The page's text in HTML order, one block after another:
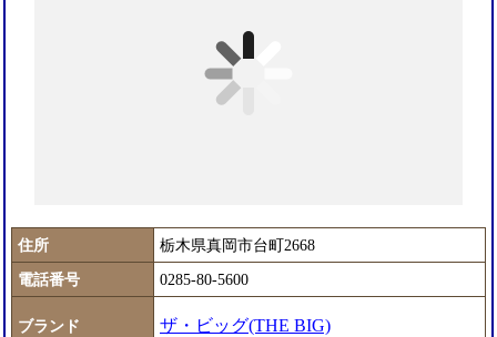
住所
栃木県真岡市台町2668
電話番号
0285-80-5600
ブランド ザ・ビッグ(THE BIG)